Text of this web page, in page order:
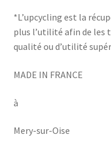
*L’upcycling est la
plus l’utilité afin de les
qualité ou d’utilité
MADE IN FRANCE
à
Mery-sur-Oise